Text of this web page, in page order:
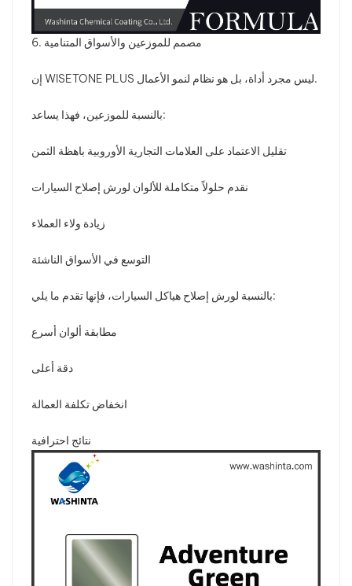
6. مصمم للموزعين والأسواق المتنامية
إن WISETONE PLUS ليس مجرد أداة، بل هو نظام لنمو الأعمال.
بالنسبة للموزعين، فهذا يساعد:
تقليل الاعتماد على العلامات التجارية الأوروبية باهظة الثمن
نقدم حلولاً متكاملة للألوان لورش إصلاح السيارات
زيادة ولاء العملاء
التوسع في الأسواق الناشئة
بالنسبة لورش إصلاح هياكل السيارات، فإنها تقدم ما يلي:
مطابقة ألوان أسرع
دقة أعلى
انخفاض تكلفة العمالة
نتائج احترافية